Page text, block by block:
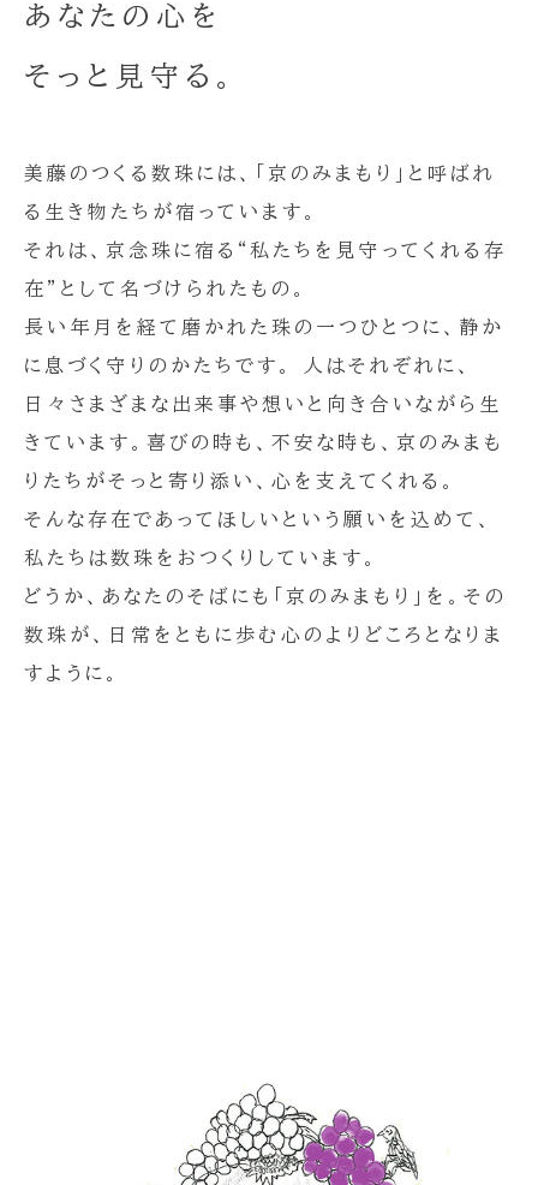
あなたの心を
そっと見守る。
美藤のつくる数珠には、「京のみまもり」と呼ばれ
る生き物たちが宿っています。
それは、京念珠に宿る“私たちを見守ってくれる存
在”として名づけられたもの。
長い年月を経て磨かれた珠の一つひとつに、静か
に息づく守りのかたちです。 人はそれぞれに、
日々さまざまな出来事や想いと向き合いながら生
きています。喜びの時も、不安な時も、京のみまも
りたちがそっと寄り添い、心を支えてくれる。
そんな存在であってほしいという願いを込めて、
私たちは数珠をおつくりしています。
どうか、あなたのそばにも「京のみまもり」を。その
数珠が、日常をともに歩む心のよりどころとなりま
すように。